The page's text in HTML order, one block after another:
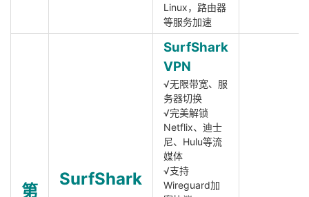
Linux，路由器
等服务加速
第
SurfShark
SurfShark
VPN
√无限带宽、服
务器切换
√完美解锁
Netflix、迪士
尼、Hulu等流
媒体
√支持
Wireguard加